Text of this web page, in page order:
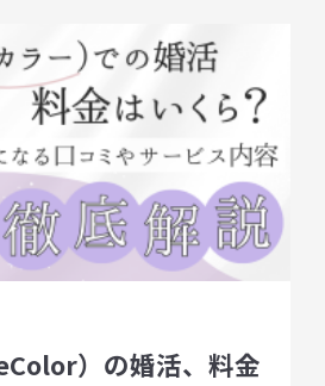
）の婚活、料金